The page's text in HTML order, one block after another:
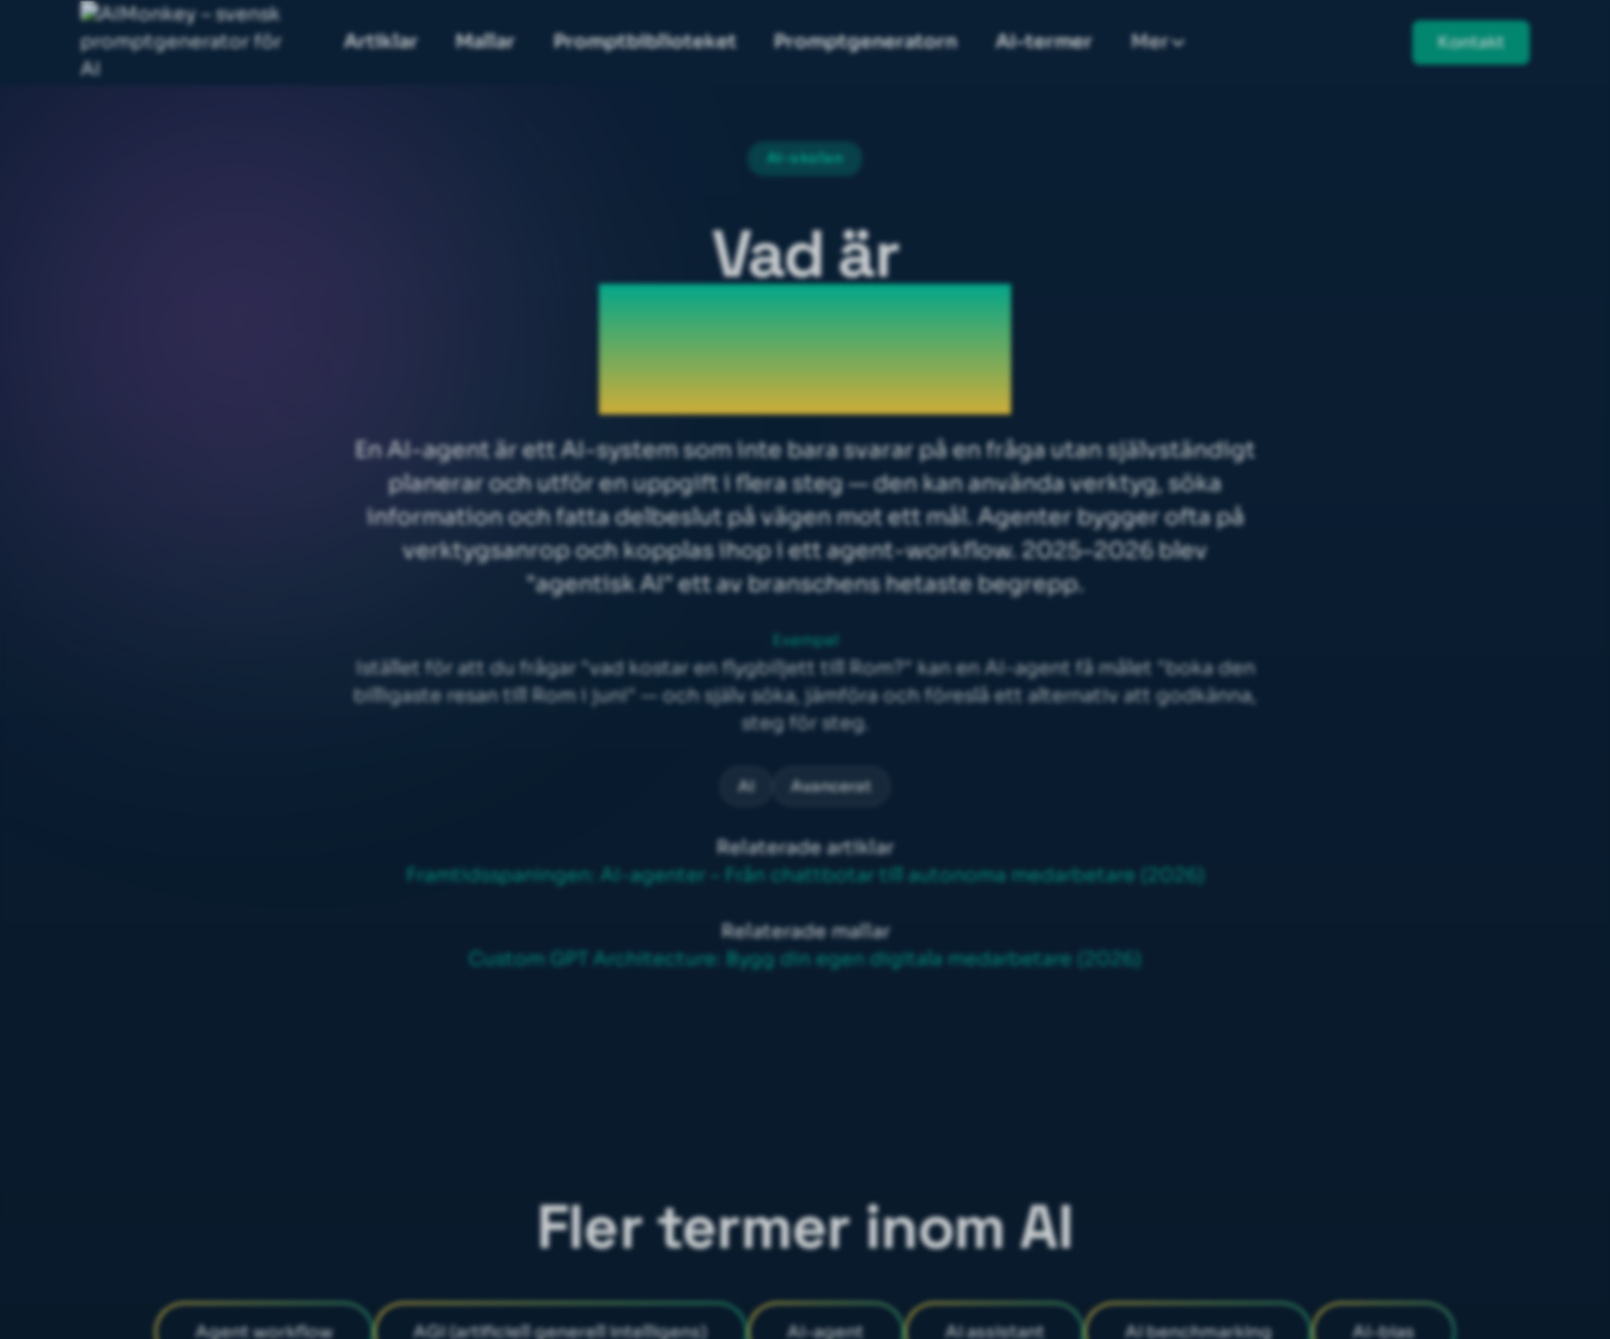
Artiklar Mallar Promptbiblioteket Promptgeneratorn AI-termer Mer Kontakt
AI-skolan
Vad är
AI-agent
En AI-agent är ett AI-system som inte bara svarar på en fråga utan självständigt
planerar och utför en uppgift i flera steg — den kan använda verktyg, söka
information och fatta delbeslut på vägen mot ett mål. Agenter bygger ofta på
verktygsanropoch kopplas ihop i ettagent-workflow. 2025–2026 blev
"agentisk AI" ett av branschens hetaste begrepp.
Exempel
Istället för att du frågar "vad kostar en flygbiljett till Rom?" kan en AI-agent få målet "boka den
billigaste resan till Rom i juni" — och själv söka, jämföra och föreslå ett alternativ att godkänna,
steg för steg.
AI Avancerat
Relaterade artiklar
Framtidsspaningen: AI-agenter – Från chattbotar till autonoma medarbetare (2026)
Relaterade mallar
Custom GPT Architecture: Bygg din egen digitala medarbetare (2026)
Fler termer inom AI
Agent workflow AGI (artificiell generell intelligens) AI-agent AI assistant AI benchmarking AI-bias